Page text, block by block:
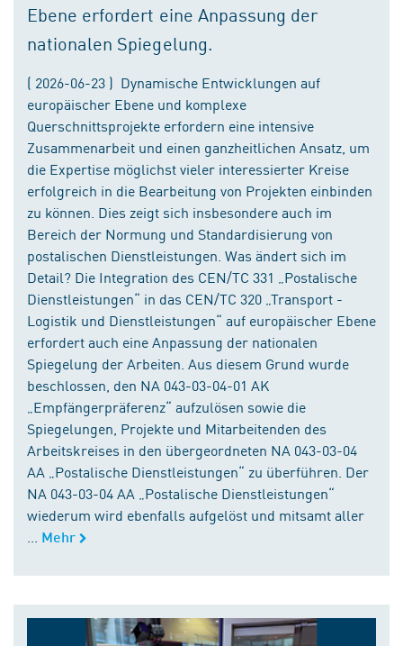
Ebene erfordert eine Anpassung der
nationalen Spiegelung.
( 2026-06-23 ) Dynamische Entwicklungen auf
europäischer Ebene und komplexe
Querschnittsprojekte erfordern eine intensive
Zusammenarbeit und einen ganzheitlichen Ansatz, um
die Expertise möglichst vieler interessierter Kreise
erfolgreich in die Bearbeitung von Projekten einbinden
zu können. Dies zeigt sich insbesondere auch im
Bereich der Normung und Standardisierung von
postalischen Dienstleistungen. Was ändert sich im
Detail? Die Integration des CEN/TC 331 „Postalische
Dienstleistungen“ in das CEN/TC 320 „Transport -
Logistik und Dienstleistungen“ auf europäischer Ebene
erfordert auch eine Anpassung der nationalen
Spiegelung der Arbeiten. Aus diesem Grund wurde
beschlossen, den NA 043-03-04-01 AK
„Empfängerpräferenz“ aufzulösen sowie die
Spiegelungen, Projekte und Mitarbeitenden des
Arbeitskreises in den übergeordneten NA 043-03-04
AA „Postalische Dienstleistungen“ zu überführen. Der
NA 043-03-04 AA „Postalische Dienstleistungen“
wiederum wird ebenfalls aufgelöst und mitsamt aller
Mehr